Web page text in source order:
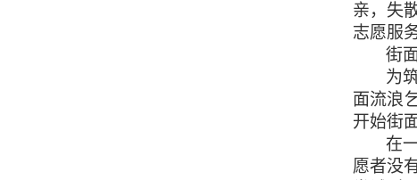
亲，失
志愿服
街
为
面流浪
开始街
在
愿者没